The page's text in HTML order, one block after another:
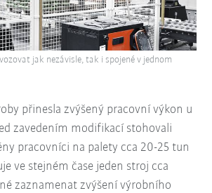
přinesla zvýšený pracovní výkon u
zavedením modifikací stohovali
pracovníci na palety cca 20-25 tun
ve stejném čase jeden stroj cca
zaznamenat zvýšení výrobního
jak nezávisle, tak i spojené v jednom